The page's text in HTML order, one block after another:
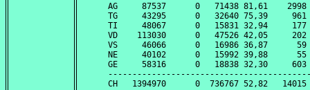
AG     87537      0   71438 81,61
TG     43295      0   32640 75,39
TI     48067      0   15831 32,94
VD    113030      0   47526 42,05
VS     46066      0   16986 36,87
NE     40102      0   15992 39,88
GE     58316      0   18838 32,30
CH   1394970      0  736767 52,82